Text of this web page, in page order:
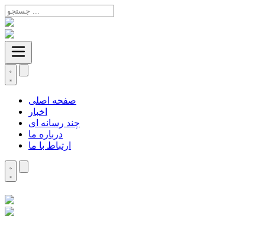
صفحه اصلی
اخبار
چند رسانه ای
درباره ما
ارتباط با ما